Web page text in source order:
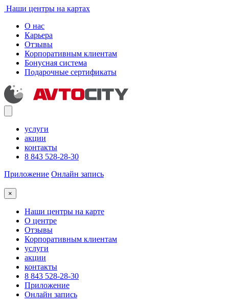
Наши центры на картах
О нас
Карьера
Отзывы
Корпоративным клиентам
Бонусная система
Подарочные сертификаты
услуги
акции
контакты
8 843 528-28-30
Приложение Онлайн запись
×
Наши центры на карте
О центре
Отзывы
Корпоративным клиентам
услуги
акции
контакты
8 843 528-28-30
Приложение
Онлайн запись